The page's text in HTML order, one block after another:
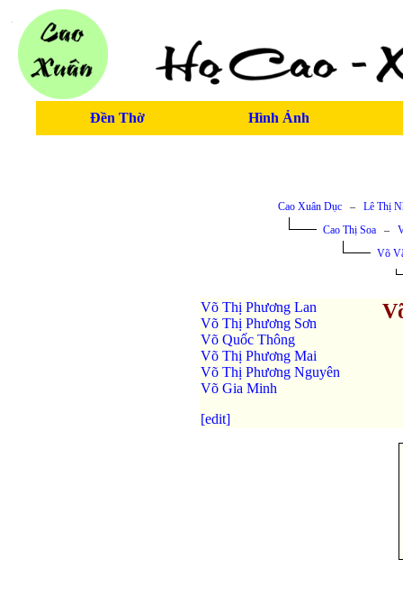
Đền Thờ Hình Ảnh
Cao Xuân Dục– Lê Thị
Cao Thị Soa–
Võ
Võ Thị Phương Lan
Võ Thị Phương Sơn
Võ Quốc Thông
Võ Thị Phương Mai
Võ Thị Phương Nguyên
Võ Gia Minh
[edit]